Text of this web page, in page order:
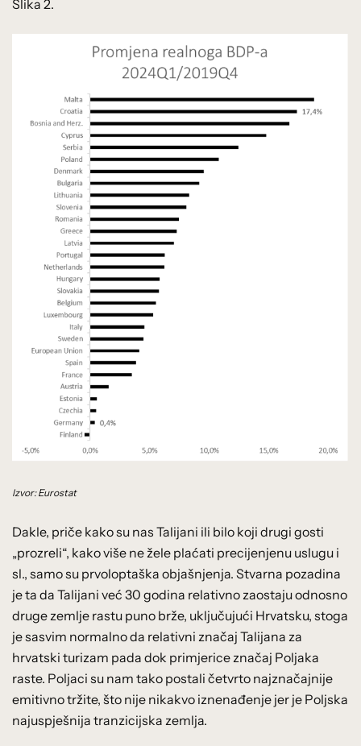
Slika 2.
Izvor: Eurostat
Dakle, priče kako su nas Talijani ili bilo koji drugi gosti
„prozreli“, kako više ne žele plaćati precijenjenu uslugu i
sl., samo su prvoloptaška objašnjenja. Stvarna pozadina
je ta da Talijani već 30 godina relativno zaostaju odnosno
druge zemlje rastu puno brže, uključujući Hrvatsku, stoga
je sasvim normalno da relativni značaj Talijana za
hrvatski turizam pada dok primjerice značaj Poljaka
raste. Poljaci su nam tako postali četvrto najznačajnije
emitivno tržite, što nije nikakvo iznenađenje jer je Poljska
najuspješnija tranzicijska zemlja.